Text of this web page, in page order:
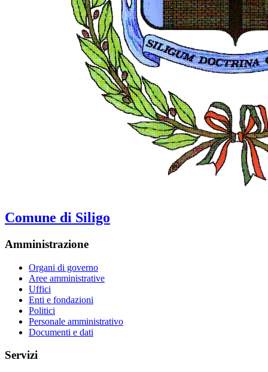
Comune di Siligo
Amministrazione
Organi di governo
Aree amministrative
Uffici
Enti e fondazioni
Politici
Personale amministrativo
Documenti e dati
Servizi